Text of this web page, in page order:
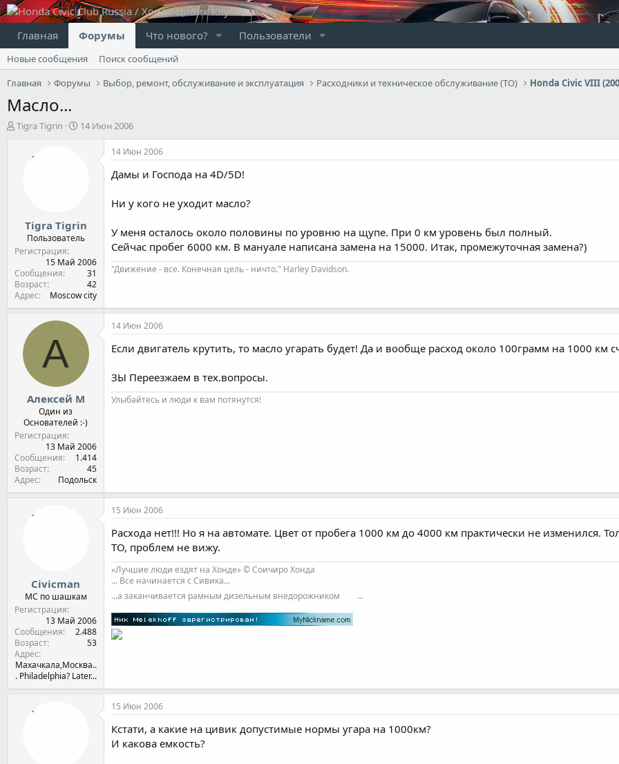
Главная Форумы Что нового? Пользователи
Новые сообщения
Поиск сообщений
Главная
Форумы Выбор, ремонт, обслуживание и эксплуатация Расходники и техническое обслуживание (ТО) Honda Civic VIII
Масло...
А
Tigra Tigrin
Д
л
а
14 Июн 2006
Tigra Tigrin
Пользователь
Регистрация
15 Май 2006
Сообщения
31
Возраст
42
Адрес
Moscow city
14 Июн 2006
Дамы и Господа на 4D/5D!
Ни у кого не уходит масло?
У меня осталось около половины по уровню на щупе. При 0 км уровень был полный.
Сейчас пробег 6000 км. В мануале написана замена на 15000. Итак, промежуточная замена?)
"Движение - все. Конечная цель - ничто." Harley Davidson.
А
Алексей М
Один из
Основателей :-)
Регистрация
13 Май 2006
Сообщения
1.414
Возраст
45
Адрес
Подольск
14 Июн 2006
Если двигатель крутить, то масло угарать будет! Да и вообще расход около 100грамм на 1000
ЗЫ Переезжаем в тех.вопросы.
Улыбайтесь и люди к вам потянутся!
Civicman
МС по шашкам
Регистрация
13 Май 2006
Сообщения
2.488
Возраст
53
Адрес
Махачкала,Москва..
. Philadelphia? Later...
15 Июн 2006
Расхода нет!!! Но я на автомате. Цвет от пробега 1000 км до 4000 км практически не изменился.
ТО, проблем не вижу.
«Лучшие люди ездят на Хонде» © Соичиро Хонда
... Все начинается с Сивика...
...а заканчивается рамным дизельным внедорожником
...
15 Июн 2006
Кстати, а какие на цивик допустимые нормы угара на 1000км?
И какова емкость?